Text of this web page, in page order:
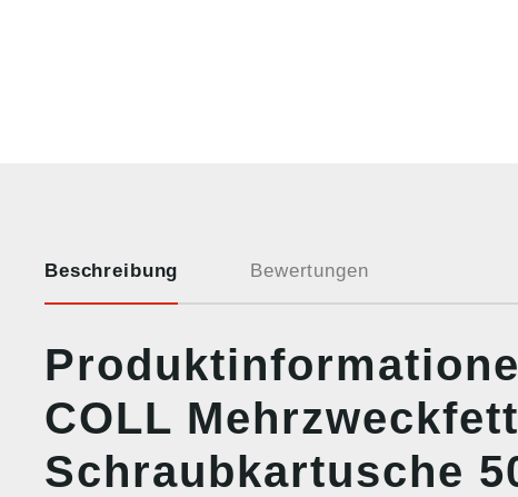
Beschreibung Bewertungen
COLL
Schraubkartusche